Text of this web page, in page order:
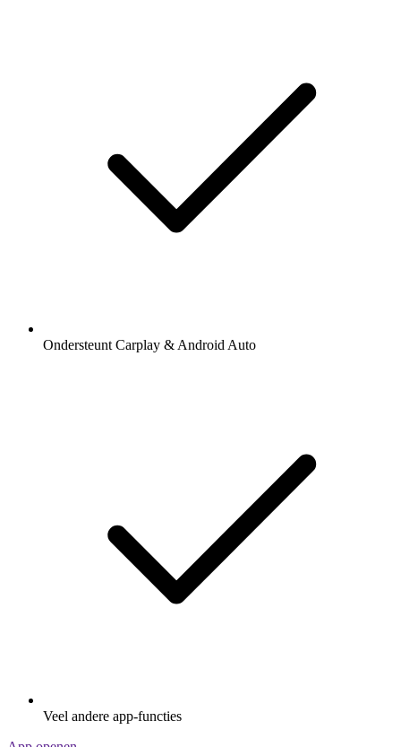
Ondersteunt Carplay & Android Auto
Veel andere app-functies